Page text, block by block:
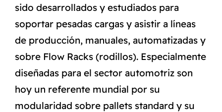
sido desarrollados y estudiados para
soportar pesadas cargas y asistir a líneas
de producción, manuales, automatizadas y
sobre Flow Racks (rodillos). Especialmente
diseñadas para el sector automotriz son
hoy un referente mundial por su
modularidad sobre pallets standard y su